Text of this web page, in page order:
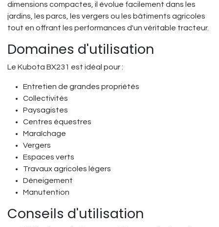
dimensions compactes, il évolue facilement dans les
jardins, les parcs, les vergers ou les bâtiments agricoles
tout en offrant les performances d'un véritable tracteur.
Domaines d'utilisation
Le Kubota BX231 est idéal pour :
Entretien de grandes propriétés
Collectivités
Paysagistes
Centres équestres
Maraîchage
Vergers
Espaces verts
Travaux agricoles légers
Déneigement
Manutention
Conseils d'utilisation